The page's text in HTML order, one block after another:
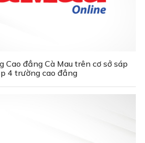
Cao đẳng Cà Mau trên cơ sở sáp
4 trường cao đẳng